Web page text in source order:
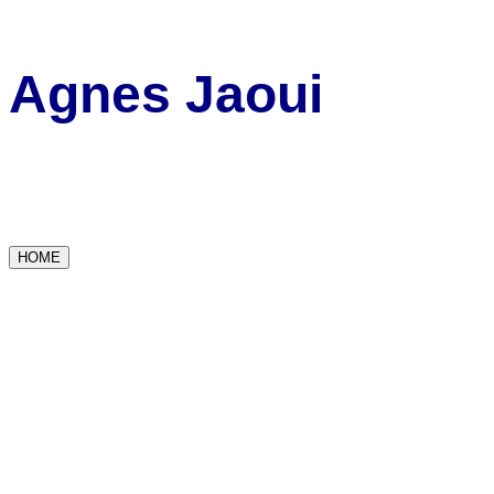
Agnes Jaoui
HOME